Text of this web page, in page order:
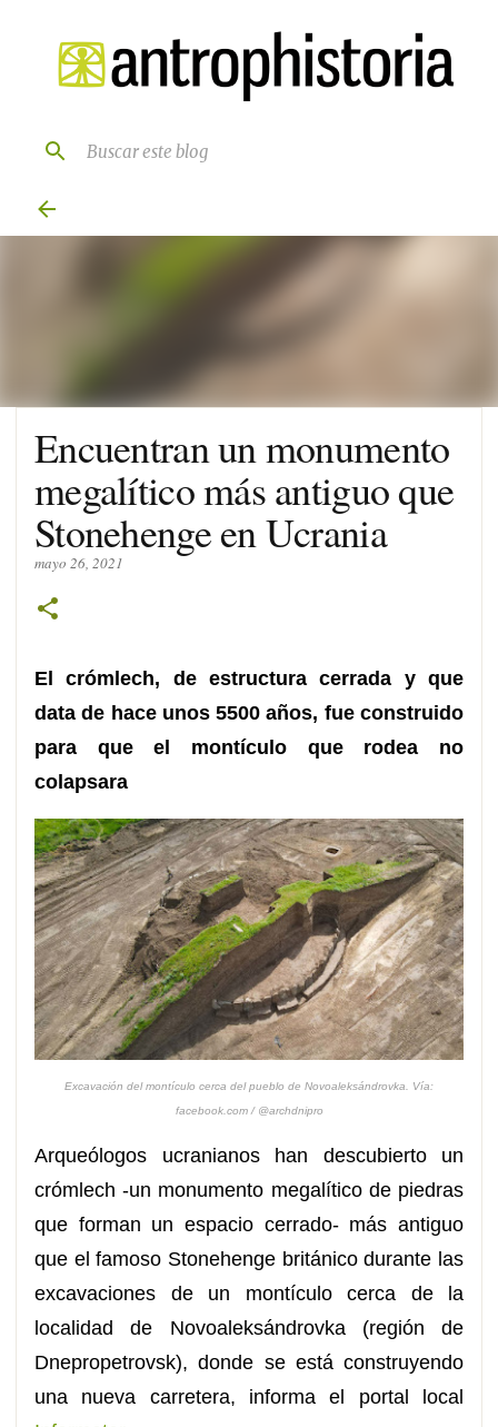
Ir al contenido principal
Encuentran un monumento
megalítico más antiguo que
Stonehenge en Ucrania
mayo 26, 2021
El crómlech, de estructura cerrada y que
data de hace unos 5500 años, fue construido
para que el montículo que rodea no
colapsara
Excavación del montículo cerca del pueblo de Novoaleksándrovka. Vía:
facebook.com / @archdnipro
Arqueólogos ucranianos han descubierto un
crómlech -un monumento megalítico de piedras
que forman un espacio cerrado- más antiguo
que el famoso Stonehenge británico durante las
excavaciones de un montículo cerca de la
localidad de Novoaleksándrovka (región de
Dnepropetrovsk), donde se está construyendo
una nueva carretera, informa el portal local